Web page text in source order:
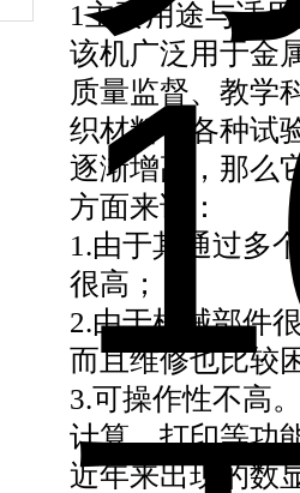
1主要用途与适
该机广泛用于金
质量监督、教学
织材料等各种试
逐渐增高，那么
方面来说：
1.由于其通过多
很高；
2.由于机械部件
而且维修也比较
3.可操作性不高
计算、打印等功
近年来出现的数